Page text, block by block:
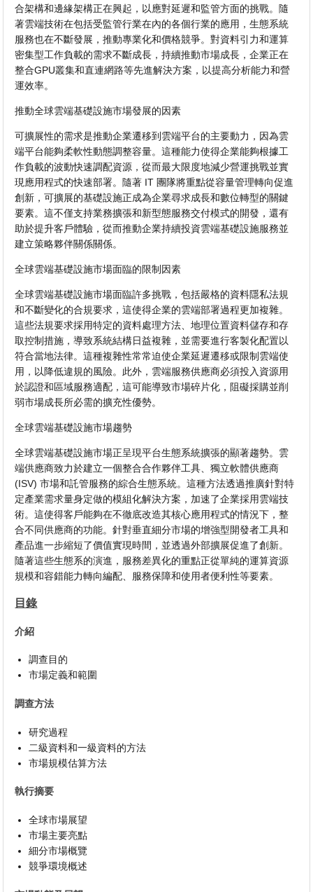
合架構和邊緣架構正在興起，以應對延遲和監管方面的挑戰。隨
著雲端技術在包括受監管行業在內的各個行業的應用，生態系統
服務也在不斷發展，推動專業化和價格競爭。對資料引力和運算
密集型工作負載的需求不斷成長，持續推動市場成長，企業正在
整合GPU叢集和直連網路等先進解決方案，以提高分析能力和營
運效率。
推動全球雲端基礎設施市場發展的因素
可擴展性的需求是推動企業遷移到雲端平台的主要動力，因為雲
端平台能夠柔軟性動態調整容量。這種能力使得企業能夠根據工
作負載的波動快速調配資源，從而最大限度地減少營運挑戰並實
現應用程式的快速部署。隨著 IT 團隊將重點從容量管理轉向促進
創新，可擴展的基礎設施正成為企業尋求成長和數位轉型的關鍵
要素。這不僅支持業務擴張和新型態服務交付模式的開發，還有
助於提升客戶體驗，從而推動企業持續投資雲端基礎設施服務並
建立策略夥伴關係關係。
全球雲端基礎設施市場面臨的限制因素
全球雲端基礎設施市場面臨許多挑戰，包括嚴格的資料隱私法規
和不斷變化的合規要求，這使得企業的雲端部署過程更加複雜。
這些法規要求採用特定的資料處理方法、地理位置資料儲存和存
取控制措施，導致系統結構日益複雜，並需要進行客製化配置以
符合當地法律。這種複雜性常常迫使企業延遲遷移或限制雲端使
用，以降低違規的風險。此外，雲端服務供應商必須投入資源用
於認證和區域服務適配，這可能導致市場碎片化，阻礙採購並削
弱市場成長所必需的擴充性優勢。
全球雲端基礎設施市場趨勢
全球雲端基礎設施市場正呈現平台生態系統擴張的顯著趨勢。雲
端供應商致力於建立一個整合合作夥伴工具、獨立軟體供應商
(ISV) 市場和託管服務的綜合生態系統。這種方法透過推廣針對特
定產業需求量身定做的模組化解決方案，加速了企業採用雲端技
術。這使得客戶能夠在不徹底改造其核心應用程式的情況下，整
合不同供應商的功能。針對垂直細分市場的增強型開發者工具和
產品進一步縮短了價值實現時間，並透過外部擴展促進了創新。
隨著這些生態系的演進，服務差異化的重點正從單純的運算資源
規模和容錯能力轉向編配、服務保障和使用者便利性等要素。
目錄
介紹
調查目的
市場定義和範圍
調查方法
研究過程
二級資料和一級資料的方法
市場規模估算方法
執行摘要
全球市場展望
市場主要亮點
細分市場概覽
競爭環境概述